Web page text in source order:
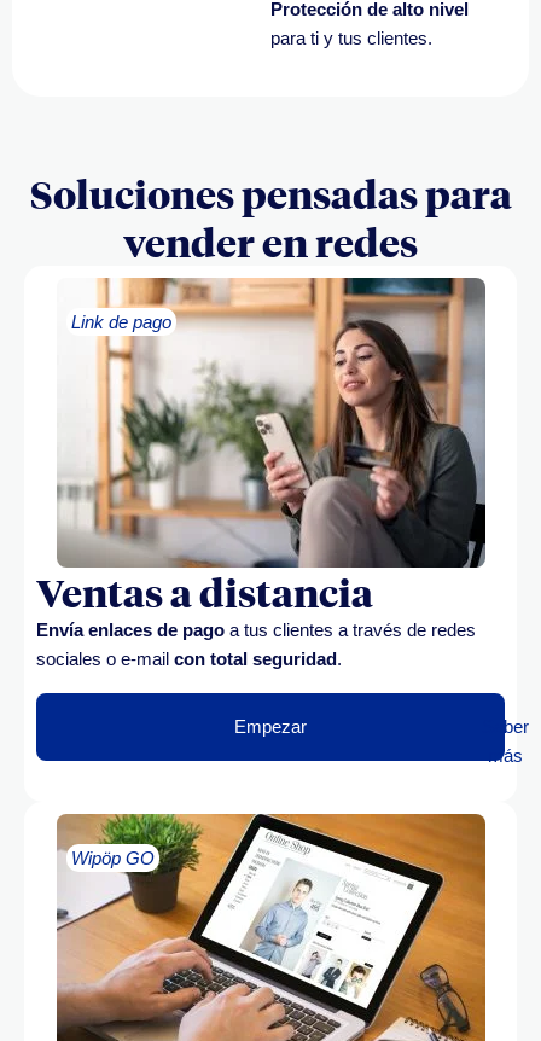
Protección de alto nivel
para ti y tus clientes.
Soluciones pensadas para
vender en redes
Link de pago
Ventas a distancia
Envía enlaces de pago a tus clientes a través de redes
sociales o e-mail con total seguridad.
Empezar
Saber
más
Wipöp GO